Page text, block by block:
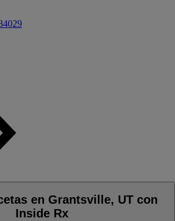
en Grantsville, UT con
Inside Rx